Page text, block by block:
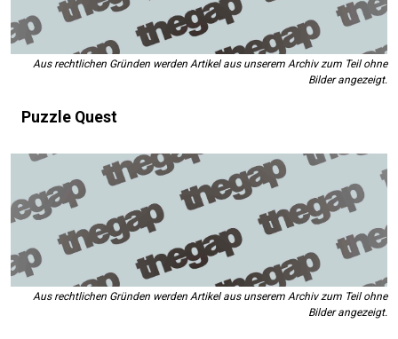
Aus rechtlichen Gründen werden Artikel aus unserem Archiv zum Teil ohne
Bilder angezeigt.
Puzzle Quest
Aus rechtlichen Gründen werden Artikel aus unserem Archiv zum Teil ohne
Bilder angezeigt.